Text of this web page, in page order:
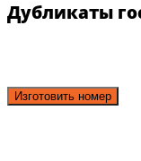
Дубликаты
Изготовить номер